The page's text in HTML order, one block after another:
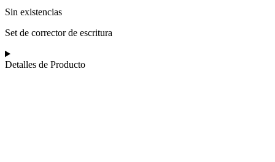
Sin existencias
Set de corrector de escritura
Detalles de Producto